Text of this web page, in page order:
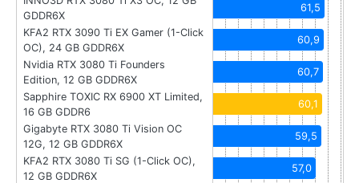
GDDR6X
61,5
KFA2 RTX 3090 Ti EX Gamer (1-Click
OC), 24 GB GDDR6X
60,9
Nvidia RTX 3080 Ti Founders
Edition, 12 GB GDDR6X
60,7
Sapphire TOXIC RX 6900 XT Limited,
16 GB GDDR6
60,1
Gigabyte RTX 3080 Ti Vision OC
12G, 12 GB GDDR6X
59,5
KFA2 RTX 3080 Ti SG (1-Click OC),
12 GB GDDR6X
57,0